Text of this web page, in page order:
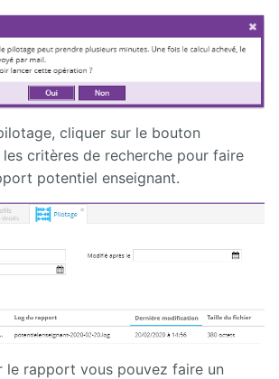
cliquer sur le bouton
critères de recherche pour faire
potentiel enseignant.
le rapport vous pouvez faire un